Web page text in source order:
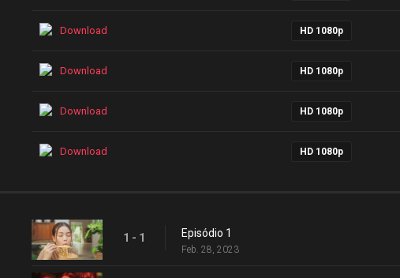
Download HD 1080p
Download HD 1080p
Download HD 1080p
Download HD 1080p
1 - 1 Episódio 1
Feb. 28, 2023